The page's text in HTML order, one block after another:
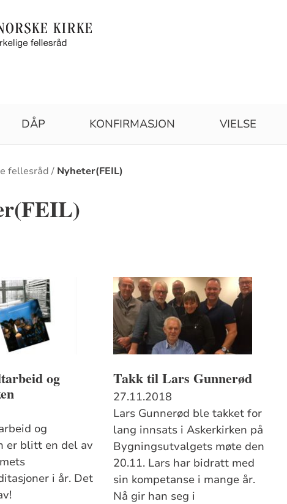
DÅP KONFIRMASJON VIELSE
fellesråd Nyheter(FEIL)
og
og
er blitt en del av
i år. Det
Takk til Lars Gunnerød
27.11.2018
Lars Gunnerød ble takket for
lang innsats i Askerkirken på
Bygningsutvalgets møte den
20.11. Lars har bidratt med
sin kompetanse i mange år.
Nå gir han seg i